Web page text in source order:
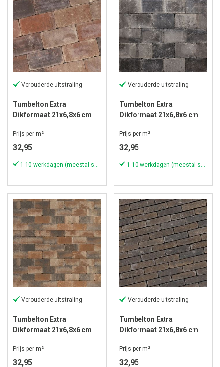
Verouderde uitstraling
Tumbelton Extra
Dikformaat 21x6,8x6 cm
Prijs per m²
32,95
Verouderde uitstraling
Tumbelton Extra
Dikformaat 21x6,8x6 cm
Prijs per m²
32,95
Verouderde uitstraling
Tumbelton Extra
Dikformaat 21x6,8x6 cm
Prijs per m²
32,95
Verouderde uitstraling
Tumbelton Extra
Dikformaat 21x6,8x6 cm
Prijs per m²
32,95